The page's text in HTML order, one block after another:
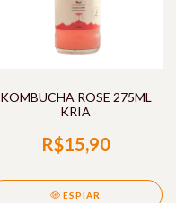
KOMBUCHA ROSE 275ML
KRIA
R$15,90
ESPIAR